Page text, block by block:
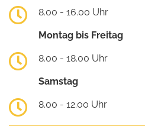
8.00 - 16.00 Uhr
Montag bis Freitag
8.00 - 18.00 Uhr
Samstag
8.00 - 12.00 Uhr